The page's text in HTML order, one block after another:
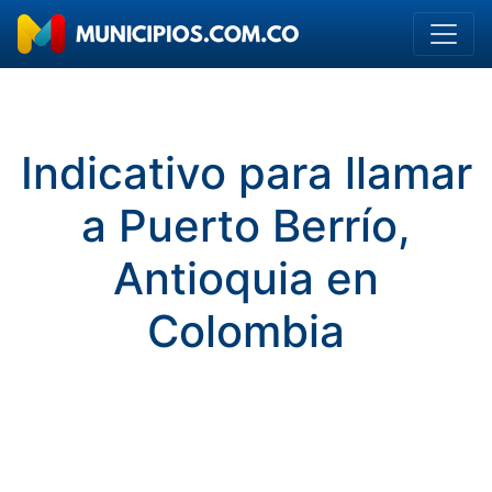
Indicativo para llamar
a Puerto Berrío,
Antioquia en
Colombia